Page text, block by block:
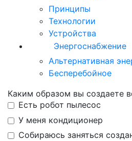
Принципы
Технологии
Устройства
Энергоснабжение
Альтернативная
Бесперебойное
Каким образом вы создаете
Есть робот пылесос
У меня кондиционер
Собираюсь заняться